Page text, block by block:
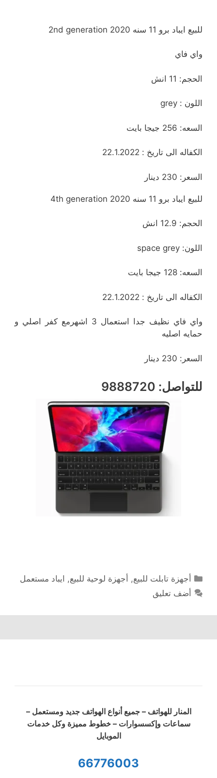
للبيع ايباد برو 11 سنه 2020 2nd generation
واي فاي
الحجم: 11 انش
اللون : grey
السعه: 256 جيجا بايت
الكفاله الى تاريخ : 22.1.2022
السعر: 230 دينار
للبيع ايباد برو 11 سنه 2020 4th generation
الحجم: 12.9 انش
اللون: space grey
السعه: 128 جيجا بايت
الكفاله الى تاريخ : 22.1.2022
واي فاي نظيف جدا استعمال 3 اشهرمع كفر اصلي و
حمايه اصليه
السعر: 230 دينار
للتواصل: 9888720
التصنيفات
أجهزة تابلت للبيع, أجهزة لوحية للبيع, ايباد مستعمل
أضف تعليق
المنار للهواتف – جميع أنواع الهواتف جديد ومستعمل –
سماعات وإكسسوارات – خطوط مميزة وكل خدمات
الموبايل
66776003